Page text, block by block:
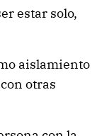
estar solo,
aislamiento
otras